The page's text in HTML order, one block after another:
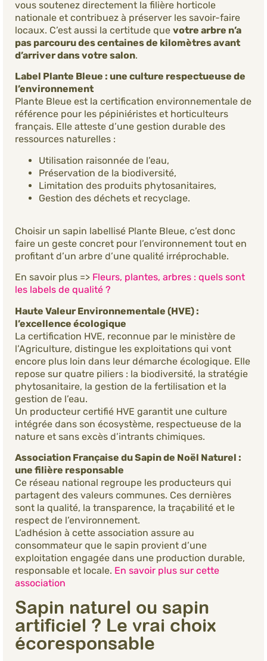
vous soutenez directement la filière horticole
nationale et contribuez à préserver les savoir-faire
locaux. C’est aussi la certitude que votre arbre n’a
pas parcouru des centaines de kilomètres avant
d’arriver dans votre salon.
Label Plante Bleue : une culture respectueuse de
l’environnement
Plante Bleue est la certification environnementale de
référence pour les pépiniéristes et horticulteurs
français. Elle atteste d’une gestion durable des
ressources naturelles :
Utilisation raisonnée de l’eau,
Préservation de la biodiversité,
Limitation des produits phytosanitaires,
Gestion des déchets et recyclage.
Choisir un sapin labellisé Plante Bleue, c’est donc
faire un geste concret pour l’environnement tout en
profitant d’un arbre d’une qualité irréprochable.
En savoir plus => Fleurs, plantes, arbres : quels sont
les labels de qualité ?
Haute Valeur Environnementale (HVE) :
l’excellence écologique
La certification HVE, reconnue par le ministère de
l’Agriculture, distingue les exploitations qui vont
encore plus loin dans leur démarche écologique. Elle
repose sur quatre piliers : la biodiversité, la stratégie
phytosanitaire, la gestion de la fertilisation et la
gestion de l’eau.
Un producteur certifié HVE garantit une culture
intégrée dans son écosystème, respectueuse de la
nature et sans excès d’intrants chimiques.
Association Française du Sapin de Noël Naturel :
une filière responsable
Ce réseau national regroupe les producteurs qui
partagent des valeurs communes. Ces dernières
sont la qualité, la transparence, la traçabilité et le
respect de l’environnement.
L’adhésion à cette association assure au
consommateur que le sapin provient d’une
exploitation engagée dans une production durable,
responsable et locale. En savoir plus sur cette
association
Sapin naturel ou sapin
artificiel ? Le vrai choix
écoresponsable